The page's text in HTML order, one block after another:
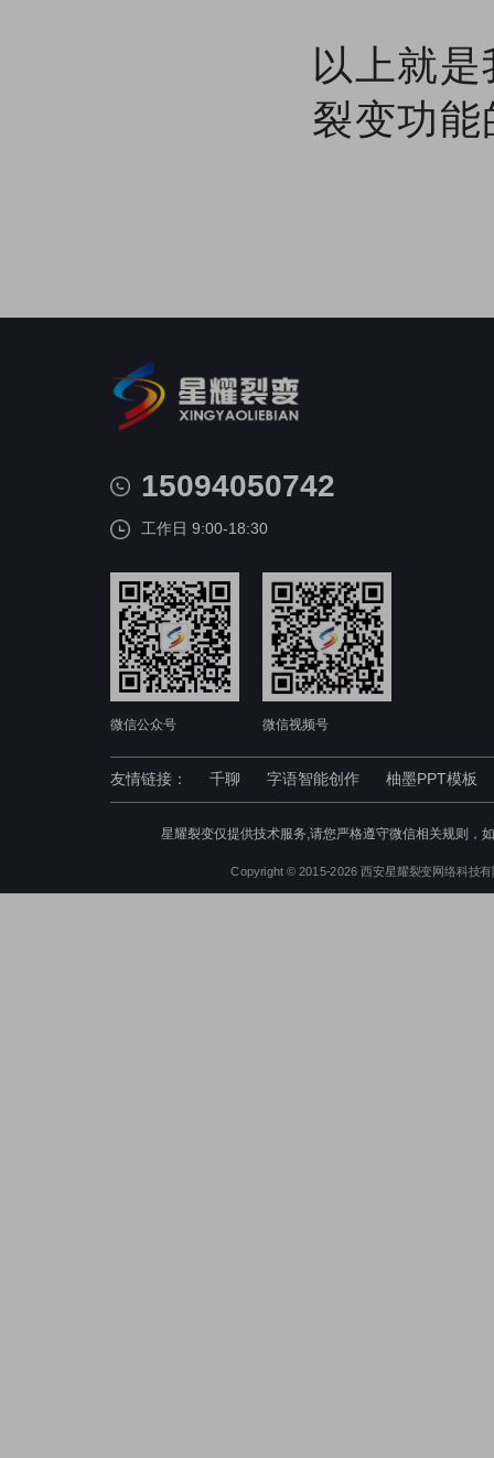
以上就
裂变功
15094050742
工作日 9:00-18:30
微信公众号 微信视频号
友情链接： 千聊 字语智能创作 柚墨PPT模板
星耀裂变仅提供技术服务,请您严格遵守微信相关规则，
Copyright © 2015-2026 西安星耀裂变网络科技